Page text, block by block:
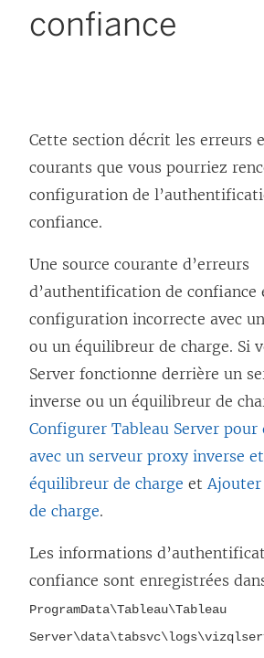
confiance
Cette section décrit les erreurs
courants que vous pourriez
configuration de
confiance.
Une source courante d’erreurs
d’authentification de confiance
configuration incorrecte avec
ou un équilibreur de charge. Si
Server fonctionne derrière un
inverse ou un équilibreur de
Configurer Tableau Server pour
avec un serveur proxy inverse
équilibreur de charge et
de charge.
Les informations
confiance sont enregistrées
ProgramData\Tableau\Tableau